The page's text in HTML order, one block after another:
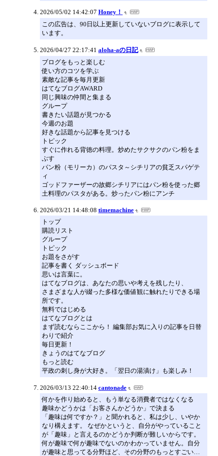
2026/05/02 14:42:07 Honey！
この広告は、90日以上更新していないブログに表示して
います。
2026/04/27 22:17:41 aloha-aの日記
ブログをもっと楽しむ
使い方のコツを学ぶ
素敵な記事を毎月更新
はてなブログAWARD
同じ興味の仲間と集まる
グループ
書きたい話題が見つかる
今週のお題
好きな話題から記事を見つける
トピック
すぐに作れる背徳の料理。炒めたサクサクのパン粉をま
ぶす
パン粉（モリーカ）のパスタ～シチリアの貧乏スパゲテ
ィ
ゴッドファーザーの故郷シチリアにはパン粉を使った郷
土料理のパスタがある。炒ったパン粉にアンチ
2026/03/21 14:48:08 timemachine
トップ
購読リスト
グループ
トピック
お題をさがす
記事を書く ダッシュボード
思いは言葉に。
はてなブログは、あなたの思いや考えを残したり、
さまざまな人が綴った多様な価値観に触れたりできる場
所です。
無料ではじめる
はてなブログとは
まず読むならここから！ 編集部お気に入りの記事を日替
わりで紹介
毎日更新！
きょうのはてなブログ
もっと読む
平政の刺し身が大好き。「翌日の湯漬け」も楽しみ！
2026/03/13 22:40:14 cantonade
何かを作り始めると、もう単なる消費者ではなくなる
趣味かどうかは「お客さんかどうか」で決まる
「趣味は何ですか？」と聞かれると、私は少し、いやか
なり構えます。 なぜかというと、自分がやっていること
が「趣味」と言えるのかどうか判断が難しいからです。
何が趣味で何が趣味でないのかわかっていません。自分
が趣味と思ってる分野ほど、その分野のもっとすごい…